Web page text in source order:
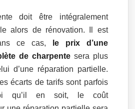
doit être intégralement
alors de rénovation. Il est
ce cas,
le prix d’une
de charpentesera plus
d’une réparation partielle.
écarts de tarifs sont parfois
qu’il en soit, le coût